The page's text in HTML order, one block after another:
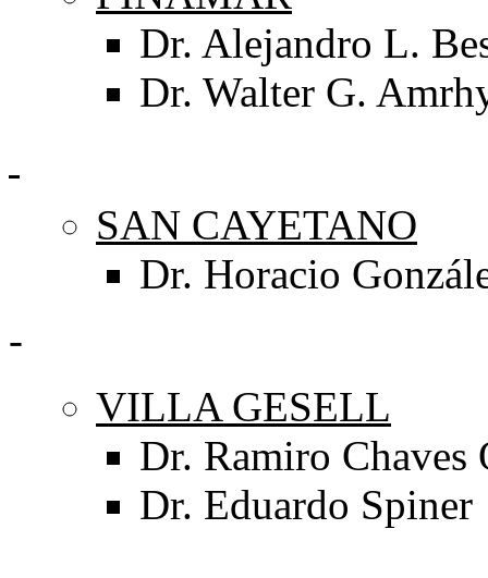
Dr. Alejandro L.
Dr. Walter G.
SAN CAYETANO
Dr. Horacio
-
VILLA GESELL
Dr. Ramiro Chaves
Dr. Eduardo Spiner